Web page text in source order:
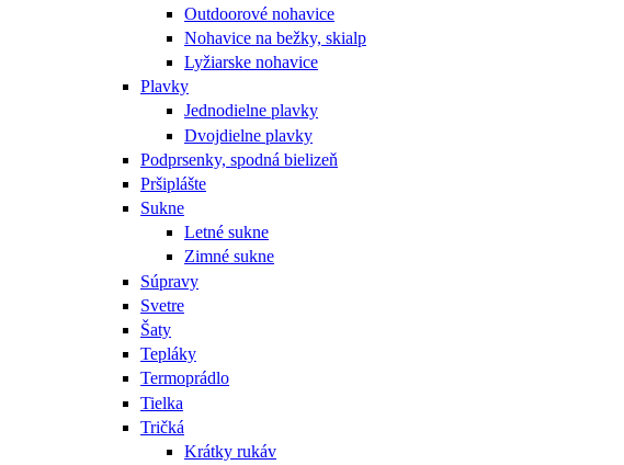
Outdoorové nohavice
Nohavice na bežky, skialp
Lyžiarske nohavice
Plavky
Jednodielne plavky
Dvojdielne plavky
Podprsenky, spodná bielizeň
Pršiplášte
Sukne
Letné sukne
Zimné sukne
Súpravy
Svetre
Šaty
Tepláky
Termoprádlo
Tielka
Tričká
Krátky rukáv